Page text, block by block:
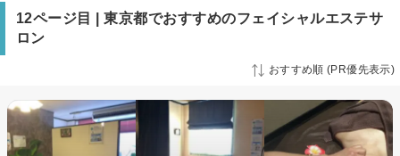
12ページ目 | 東京都でおすすめのフェイシャルエステサ
ロン
おすすめ順 (PR優先表示)